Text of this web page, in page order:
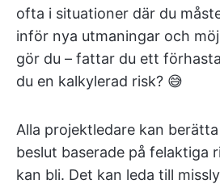
ofta i situationer där du
inför nya utmaningar och
gör du – fattar du ett
du en kalkylerad risk? 😅
Alla projektledare kan
beslut baserade på felaktiga
kan bli. Det kan leda till